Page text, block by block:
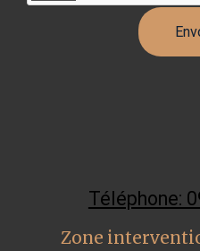
Téléphone:
Zone